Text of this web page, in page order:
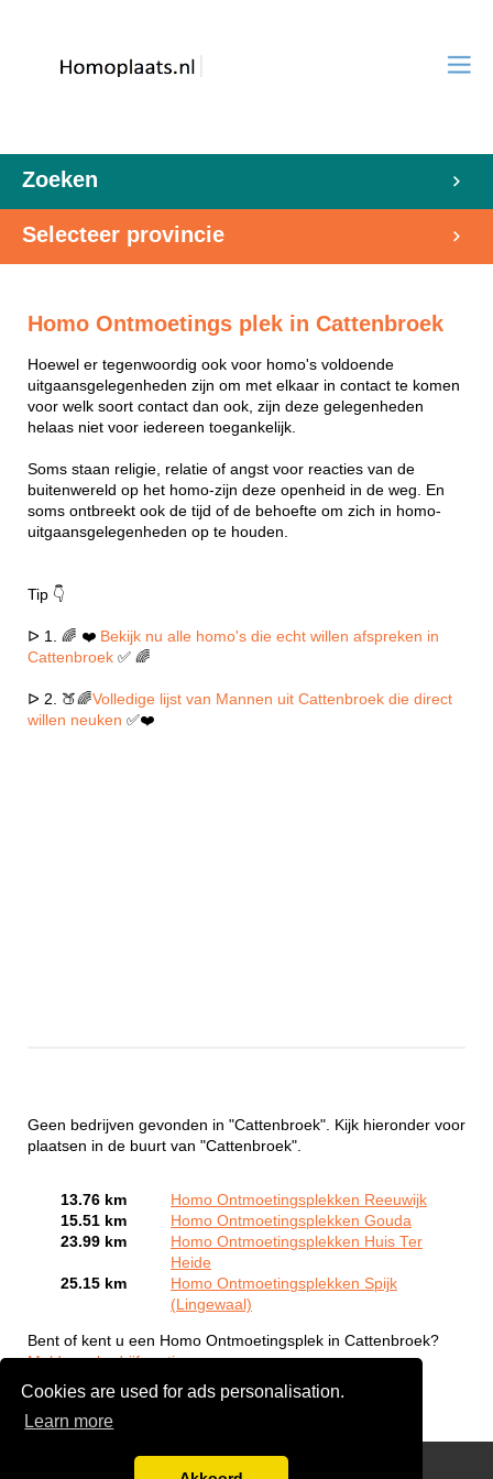
Cookies are used for ads personalisation.
Learn more
Zoeken
Selecteer provincie
Homo Ontmoetings plek in Cattenbroek
Hoewel er tegenwoordig ook voor homo's voldoende
uitgaansgelegenheden zijn om met elkaar in contact te komen
voor welk soort contact dan ook, zijn deze gelegenheden
helaas niet voor iedereen toegankelijk.
Soms staan religie, relatie of angst voor reacties van de
buitenwereld op het homo-zijn deze openheid in de weg. En
soms ontbreekt ook de tijd of de behoefte om zich in homo-
uitgaansgelegenheden op te houden.
Tip 👇
ᐅ 1. 🌈 ❤️ Bekijk nu alle homo's die echt willen afspreken in
Cattenbroek ✅ 🌈
ᐅ 2. 🍑🌈Volledige lijst van Mannen uit Cattenbroek die direct
willen neuken ✅❤️
Geen bedrijven gevonden in "Cattenbroek". Kijk hieronder voor
plaatsen in de buurt van "Cattenbroek".
13.76 km
Homo Ontmoetingsplekken Reeuwijk
15.51 km
Homo Ontmoetingsplekken Gouda
23.99 km
Homo Ontmoetingsplekken Huis Ter
Heide
25.15 km
Homo Ontmoetingsplekken Spijk
(Lingewaal)
Bent of kent u een Homo Ontmoetingsplek in Cattenbroek?
Meld een bedrijf gratis aan